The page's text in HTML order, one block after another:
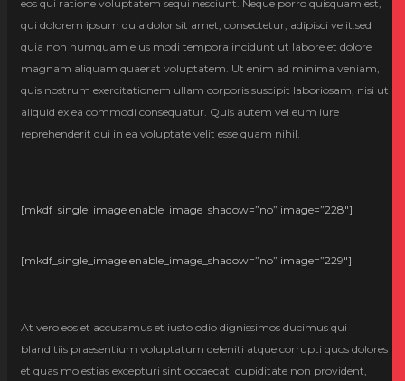
eos qui ratione voluptatem sequi nesciunt. Neque porro quisquam est,
qui dolorem ipsum quia dolor sit amet, consectetur, adipisci velit.sed
quia non numquam eius modi tempora incidunt ut labore et dolore
magnam aliquam quaerat voluptatem. Ut enim ad minima veniam,
quis nostrum exercitationem ullam corporis suscipit laboriosam, nisi ut
aliquid ex ea commodi consequatur. Quis autem vel eum iure
reprehenderit qui in ea voluptate velit esse quam nihil.
[mkdf_single_image enable_image_shadow=”no” image=”228″]
[mkdf_single_image enable_image_shadow=”no” image=”229″]
At vero eos et accusamus et iusto odio dignissimos ducimus qui
blanditiis praesentium voluptatum deleniti atque corrupti quos dolores
et quas molestias excepturi sint occaecati cupiditate non provident,